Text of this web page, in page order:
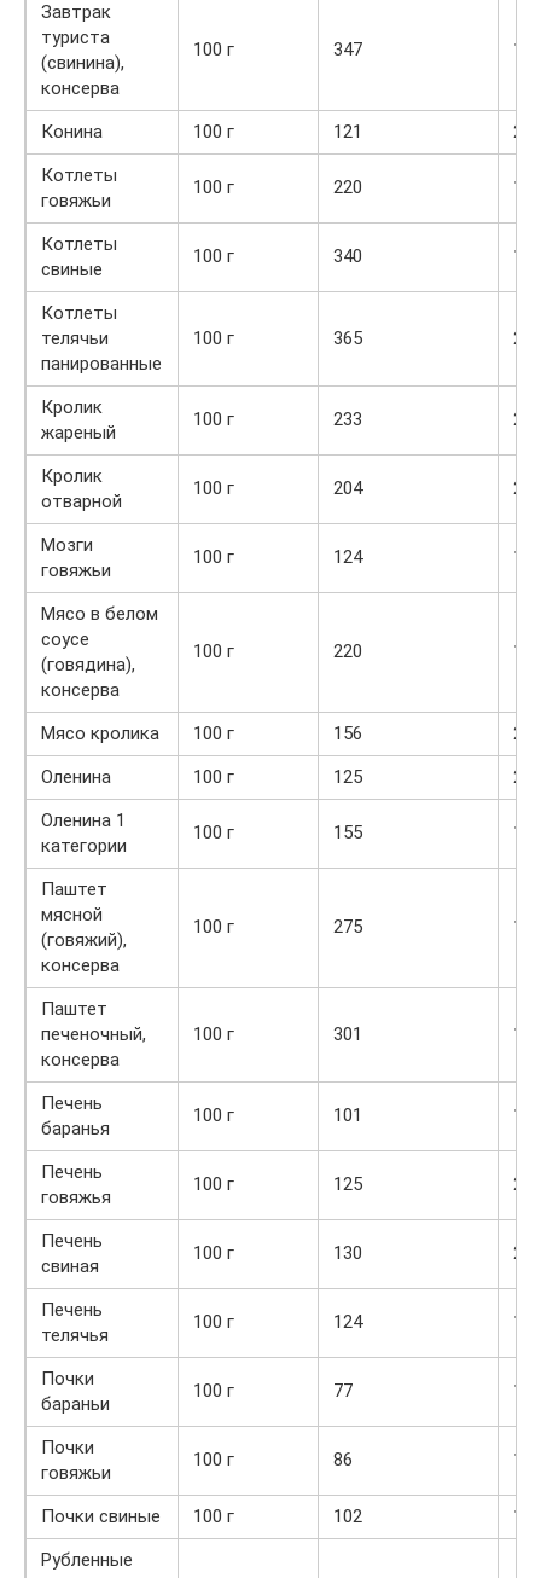
Завтрак
туриста
(свинина),
консерва
100 г 347
Конина 100 г 121
Котлеты
говяжьи
100 г 220
Котлеты
свиные
100 г 340
Котлеты
телячьи
панированные
100 г 365
Кролик
жареный
100 г 233
Кролик
отварной
100 г 204
Мозги
говяжьи
100 г 124
Мясо в белом
соусе
(говядина),
консерва
100 г 220
Мясо кролика 100 г 156
Оленина
100 г 125
Оленина 1
категории
100 г 155
Паштет
мясной
(говяжий),
консерва
100 г 275
Паштет
печеночный,
консерва
100 г 301
Печень
баранья
100 г 101
Печень
говяжья
100 г 125
Печень
свиная
100 г 130
Печень
телячья
100 г 124
Почки
бараньи
100 г 77
Почки
говяжьи
100 г 86
Почки свиные 100 г 102
Рубленные